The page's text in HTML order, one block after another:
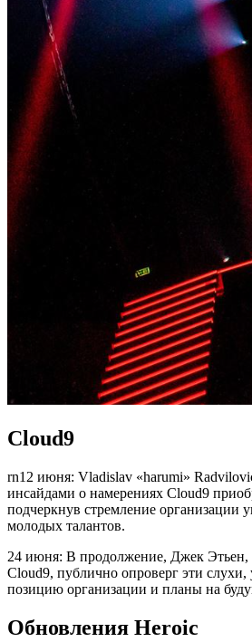
Cloud9
rn12 июня: Vladislav «harumi»
инсайдами о намерениях Cloud9
подчеркнув стремление организации
молодых талантов.
24 июня: В продолжение, Джек Этьен,
Cloud9, публично опроверг эти
позицию организации и планы на
Обновления Heroic